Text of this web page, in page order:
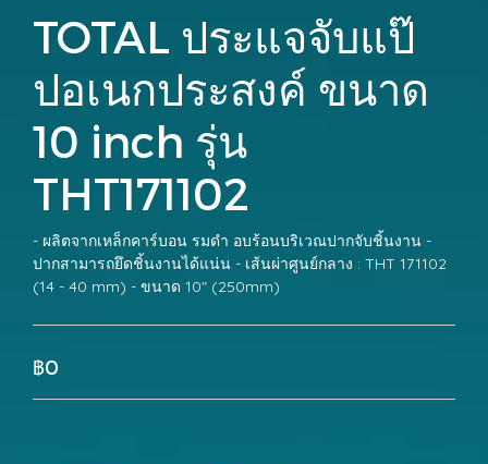
TOTAL ประแจจับแป๊
ปอเนกประสงค์ ขนาด
10 inch รุ่น
THT171102
- ผลิตจากเหล็กคาร์บอน รมดำ อบร้อนบริเวณปากจับชิ้นงาน -
ปากสามารถยึดชิ้นงานได้แน่น - เส้นผ่าศูนย์กลาง : THT 171102
(14 - 40 mm) - ขนาด 10" (250mm)
฿0